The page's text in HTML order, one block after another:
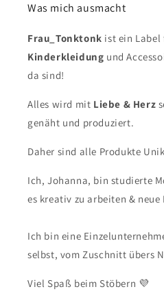
Was mich ausmacht
Frau_Tonktonk ist ein Label
Kinderkleidung und
da sind!
Alles wird mit Liebe & Herz
genäht und produziert.
Daher sind alle Produkte
Ich, Johanna, bin studierte
es kreativ zu arbeiten & neue
Ich bin eine
selbst, vom Zuschnitt übers
Viel Spaß beim Stöbern 💜